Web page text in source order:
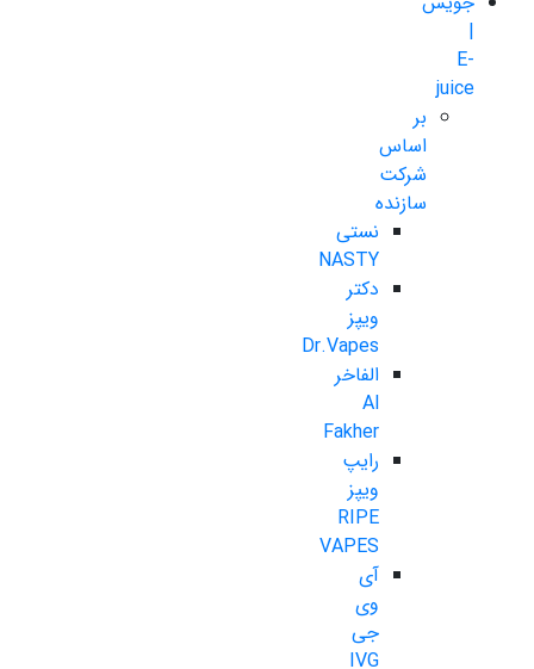
|
E-
juice
بر
اساس
شرکت
سازنده
نستی
NASTY
دکتر
ویپز
Dr.Vapes
الفاخر
Al
Fakher
رایپ
ویپز
RIPE
VAPES
آی
وی
جی
IVG